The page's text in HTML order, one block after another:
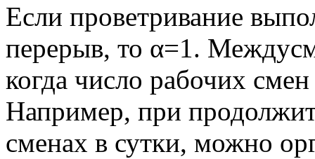
Если проветривание
перерыв, то α=1.
когда число рабочих
Например, при
сменах в сутки, можно